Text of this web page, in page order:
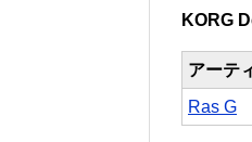
KORG
アーテ
Ras G